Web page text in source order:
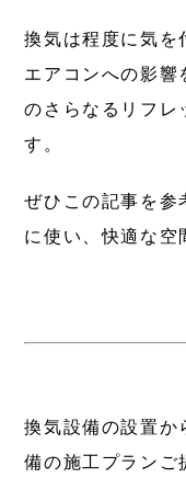
換気は程度に気を
エアコンへの影響
のさらなるリフレ
す。
ぜひこの記事を参
に使い、快適な空
換気設備の設置か
備の施工プランご